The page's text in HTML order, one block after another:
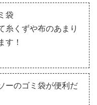
袋
糸くずや布のあまり
す！
ーのゴミ袋が便利だ